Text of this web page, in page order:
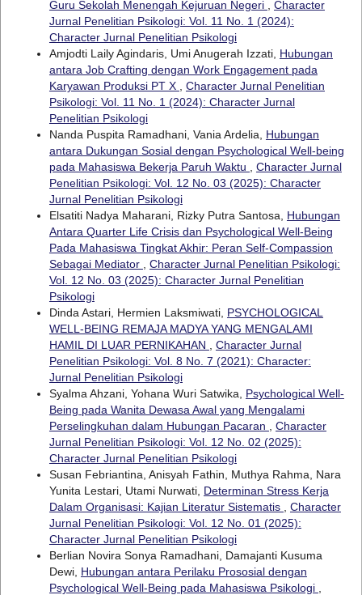
Guru Sekolah Menengah Kejuruan Negeri
Character
Jurnal Penelitian Psikologi: Vol. 11 No. 1 (2024):
Character Jurnal Penelitian Psikologi
Amjodti Laily Agindaris, Umi Anugerah Izzati, Hubungan
antara Job Crafting dengan Work Engagement pada
Karyawan Produksi PT X
Character Jurnal Penelitian
Psikologi: Vol. 11 No. 1 (2024): Character Jurnal
Penelitian Psikologi
Nanda Puspita Ramadhani, Vania Ardelia, Hubungan
antara Dukungan Sosial dengan Psychological Well-being
pada Mahasiswa Bekerja Paruh Waktu
Character Jurnal
Penelitian Psikologi: Vol. 12 No. 03 (2025): Character
Jurnal Penelitian Psikologi
Elsatiti Nadya Maharani, Rizky Putra Santosa, Hubungan
Antara Quarter Life Crisis dan Psychological Well-Being
Pada Mahasiswa Tingkat Akhir: Peran Self-Compassion
Sebagai Mediator
Character Jurnal Penelitian Psikologi:
Vol. 12 No. 03 (2025): Character Jurnal Penelitian
Psikologi
Dinda Astari, Hermien Laksmiwati, PSYCHOLOGICAL
WELL-BEING REMAJA MADYA YANG MENGALAMI
HAMIL DI LUAR PERNIKAHAN
Character Jurnal
Penelitian Psikologi: Vol. 8 No. 7 (2021): Character:
Jurnal Penelitian Psikologi
Syalma Ahzani, Yohana Wuri Satwika, Psychological Well-
Being pada Wanita Dewasa Awal yang Mengalami
Perselingkuhan dalam Hubungan Pacaran
Character
Jurnal Penelitian Psikologi: Vol. 12 No. 02 (2025):
Character Jurnal Penelitian Psikologi
Susan Febriantina, Anisyah Fathin, Muthya Rahma, Nara
Yunita Lestari, Utami Nurwati, Determinan Stress Kerja
Dalam Organisasi: Kajian Literatur Sistematis
Character
Jurnal Penelitian Psikologi: Vol. 12 No. 01 (2025):
Character Jurnal Penelitian Psikologi
Berlian Novira Sonya Ramadhani, Damajanti Kusuma
Dewi, Hubungan antara Perilaku Prososial dengan
Psychological Well-Being pada Mahasiswa Psikologi